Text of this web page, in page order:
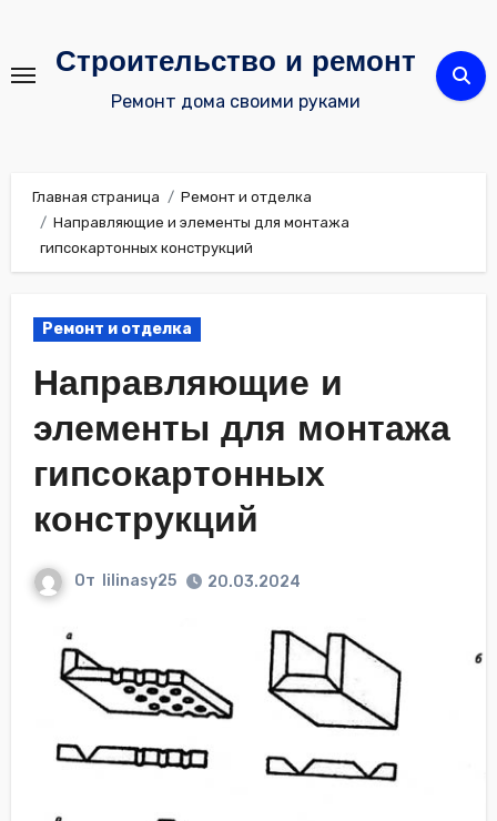
содержимому
Строительство и ремонт
Ремонт дома своими руками
Главная страница
Ремонт и отделка
Направляющие и элементы для монтажа
гипсокартонных конструкций
Ремонт и отделка
Направляющие и
элементы для монтажа
гипсокартонных
конструкций
От lilinasy25 20.03.2024